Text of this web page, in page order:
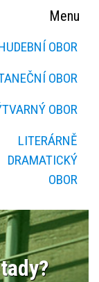
Menu
OBOR
OBOR
OBOR
LITERÁRNĚ
DRAMATICKÝ
OBOR